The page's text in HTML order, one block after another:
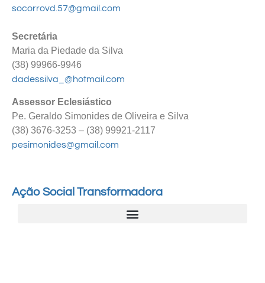
socorrovd.57@gmail.com
Secretária
Maria da Piedade da Silva
(38) 99966-9946
dadessilva_@hotmail.com
Assessor Eclesiástico
Pe. Geraldo Simonides de Oliveira e Silva
(38) 3676-3253 – (38) 99921-2117
pesimonides@gmail.com
Ação Social Transformadora